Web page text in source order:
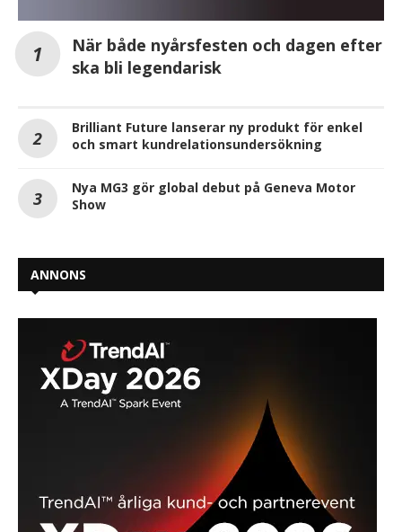
När både nyårsfesten och dagen efter
ska bli legendarisk
Brilliant Future lanserar ny produkt för enkel
och smart kundrelationsundersökning
Nya MG3 gör global debut på Geneva Motor
Show
ANNONS